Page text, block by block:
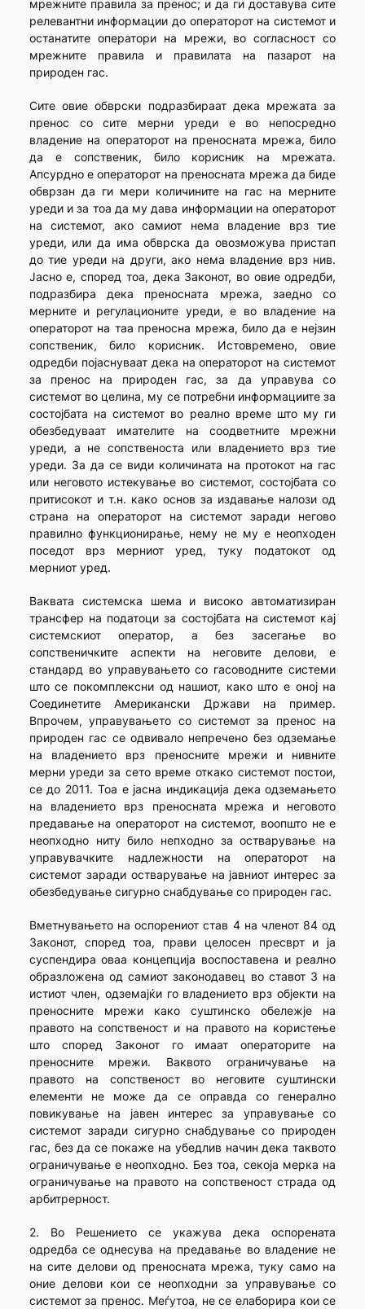
мрежните правила за пренос; и да ги доставува сите
релевантни информации до операторот на системот и
останатите оператори на мрежи, во согласност со
мрежните правила и правилата на пазарот на
природен гас.
Сите овие обврски подразбираат дека мрежата за
пренос со сите мерни уреди е во непосредно
владение на операторот на преносната мрежа, било
да е сопственик, било корисник на мрежата.
Апсурдно е операторот на преносната мрежа да биде
обврзан да ги мери количините на гас на мерните
уреди и за тоа да му дава информации на операторот
на системот, ако самиот нема владение врз тие
уреди, или да има обврска да овозможува пристап
до тие уреди на други, ако нема владение врз нив.
Јасно е, според тоа, дека Законот, во овие одредби,
подразбира дека преносната мрежа, заедно со
мерните и регулационите уреди, е во владение на
операторот на таа преносна мрежа, било да е нејзин
сопственик, било корисник. Истовремено, овие
одредби појаснуваат дека на операторот на системот
за пренос на природен гас, за да управува со
системот во целина, му се потребни информациите за
состојбата на системот во реално време што му ги
обезбедуваат имателите на соодветните мрежни
уреди, а не сопственоста или владението врз тие
уреди. За да се види количината на протокот на гас
или неговото истекување во системот, состојбата со
притисокот и т.н. како основ за издавање налози од
страна на операторот на системот заради негово
правилно функционирање, нему не му е неопходен
поседот врз мерниот уред, туку податокот од
мерниот уред.
Ваквата системска шема и високо автоматизиран
трансфер на податоци за состојбата на системот кај
системскиот оператор, а без засегање во
сопственичките аспекти на неговите делови, е
стандард во управувањето со гасоводните системи
што се покомплексни од нашиот, како што е оној на
Соединетите Американски Држави на пример.
Впрочем, управувањето со системот за пренос на
природен гас се одвивало непречено без одземање
на владението врз преносните мрежи и нивните
мерни уреди за сето време откако системот постои,
се до 2011. Тоа е јасна индикација дека одземањето
на владението врз преносната мрежа и неговото
предавање на операторот на системот, воопшто не е
неопходно ниту било непходно за остварување на
управувачките надлежности на операторот на
системот заради остварување на јавниот интерес за
обезбедување сигурно снабдување со природен гас.
Вметнувањето на оспорениот став 4 на членот 84 од
Законот, според тоа, прави целосен пресврт и ја
суспендира оваа концепција воспоставена и реално
образложена од самиот законодавец во ставот 3 на
истиот член, одземајќи го владението врз објекти на
преносните мрежи како суштинско обележје на
правото на сопственост и на правото на користење
што според Законот го имаат операторите на
преносните мрежи. Ваквото ограничување на
правото на сопственост во неговите суштински
елементи не може да се оправда со генерално
повикување на јавен интерес за управување со
системот заради сигурно снабдување со природен
гас, без да се покаже на убедлив начин дека таквото
ограничување е неопходно. Без тоа, секоја мерка на
ограничување на правото на сопственост страда од
арбитрерност.
2. Во Решението се укажува дека оспорената
одредба се однесува на предавање во владение не
на сите делови од преносната мрежа, туку само на
оние делови кои се неопходни за управување со
системот за пренос. Меѓутоа, не се елаборира кои се